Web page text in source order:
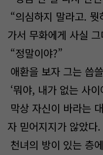
“의심하지 말라고.
가서 무화에게 사실
“정말이야?”
애환을 보자 그는 씁
‘뭐야, 내가 없는 사
막상 자신이 바라는
자 믿어지지가 않았다.
천녀의 방이 있는 층